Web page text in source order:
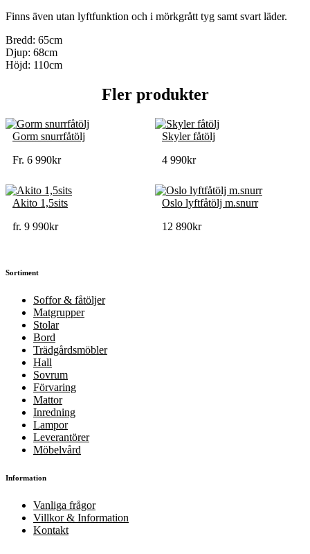
Finns även utan lyftfunktion och i mörkgrått tyg samt svart läder.
Bredd: 65cm
Djup: 68cm
Höjd: 110cm
Fler produkter
Gorm snurrfåtölj
Fr. 6 990kr
Skyler fåtölj
4 990kr
Akito 1,5sits
fr. 9 990kr
Oslo lyftfåtölj m.snurr
12 890kr
Sortiment
Soffor & fåtöljer
Matgrupper
Stolar
Bord
Trädgårdsmöbler
Hall
Sovrum
Förvaring
Mattor
Inredning
Lampor
Leverantörer
Möbelvård
Information
Vanliga frågor
Villkor & Information
Kontakt